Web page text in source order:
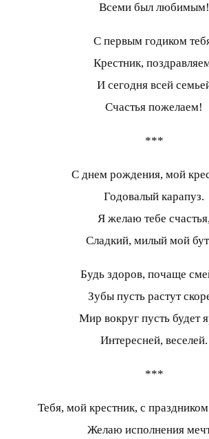
Всеми был любимым!
С первым годиком
Крестник,
И сегодня всей
Счастья пожелаем!
***
С днем рождения, мой
Годовалый карапуз.
Я желаю тебе
Сладкий, милый мой
Будь здоров, почаще
Зубы пусть растут
Мир вокруг пусть будет
Интересней, веселей.
***
Тебя, мой крестник, с
Желаю исполнения